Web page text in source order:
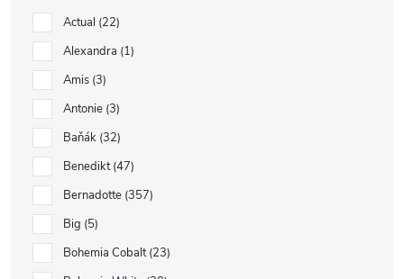
Actual 22
Alexandra 1
Amis 3
Antonie 3
Baňák 32
Benedikt 47
Bernadotte 357
Big 5
Bohemia Cobalt 23